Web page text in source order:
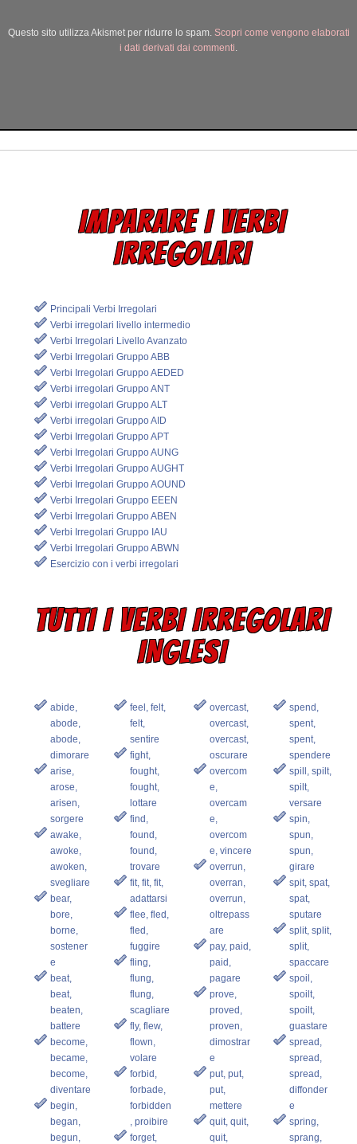
Questo sito utilizza Akismet per ridurre lo spam. Scopri come vengono elaborati
i dati derivati dai commenti
IMPARARE I VERBI
IRREGOLARI
Principali Verbi Irregolari
Verbi irregolari livello intermedio
Verbi Irregolari Livello Avanzato
Verbi Irregolari Gruppo ABB
Verbi Irregolari Gruppo AEDED
Verbi irregolari Gruppo ANT
Verbi irregolari Gruppo ALT
Verbi irregolari Gruppo AID
Verbi Irregolari Gruppo APT
Verbi Irregolari Gruppo AUNG
Verbi Irregolari Gruppo AUGHT
Verbi Irregolari Gruppo AOUND
Verbi Irregolari Gruppo EEEN
Verbi Irregolari Gruppo ABEN
Verbi Irregolari Gruppo IAU
Verbi Irregolari Gruppo ABWN
Esercizio con i verbi irregolari
TUTTI I VERBI IRREGOLARI
INGLESI
abide,
abode,
abode,
dimorare
arise,
arose,
arisen,
sorgere
awake,
awoke,
awoken,
svegliare
bear,
bore,
borne,
sostener
e
beat,
beat,
beaten,
battere
become,
became,
become,
diventare
begin,
began,
begun,
feel, felt,
felt,
sentire
fight,
fought,
fought,
lottare
find,
found,
found,
trovare
fit, fit, fit,
adattarsi
flee, fled,
fled,
fuggire
fling,
flung,
flung,
scagliare
fly, flew,
flown,
volare
forbid,
forbade,
forbidden
, proibire
forget,
overcast,
overcast,
overcast,
oscurare
overcom
e,
overcam
e,
overcom
e, vincere
overrun,
overran,
overrun,
oltrepass
are
pay, paid,
paid,
pagare
prove,
proved,
proven,
dimostrar
e
put, put,
put,
mettere
quit, quit,
quit,
spend,
spent,
spent,
spendere
spill, spilt,
spilt,
versare
spin,
spun,
spun,
girare
spit, spat,
spat,
sputare
split, split,
split,
spaccare
spoil,
spoilt,
spoilt,
guastare
spread,
spread,
spread,
diffonder
e
spring,
sprang,